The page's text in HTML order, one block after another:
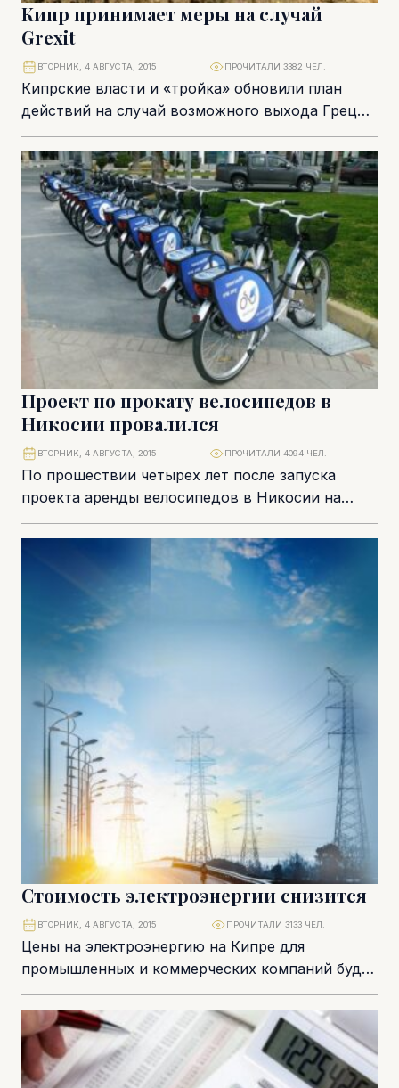
Кипр принимает меры на случай
Grexit
Кипрские власти и «тройка» обновили план
действий на случай возможного выхода Греции
из еврозоны (Grexit), несмотря на
договоренности, достигнутые между...
ВТОРНИК, 4 АВГУСТА, 2015 ПРОЧИТАЛИ 3382 ЧЕЛ.
Проект по прокату велосипедов в
Никосии провалился
По прошествии четырех лет после запуска
проекта аренды велосипедов в Никосии на
сумму 800 000 евро стало понятно, что затея...
ВТОРНИК, 4 АВГУСТА, 2015 ПРОЧИТАЛИ 4094 ЧЕЛ.
Стоимость электроэнергии снизится
Цены на электроэнергию на Кипре для
промышленных и коммерческих компаний будут
снижены на 0,57% в августе. Об этом
рассказала агентству...
ВТОРНИК, 4 АВГУСТА, 2015 ПРОЧИТАЛИ 3133 ЧЕЛ.